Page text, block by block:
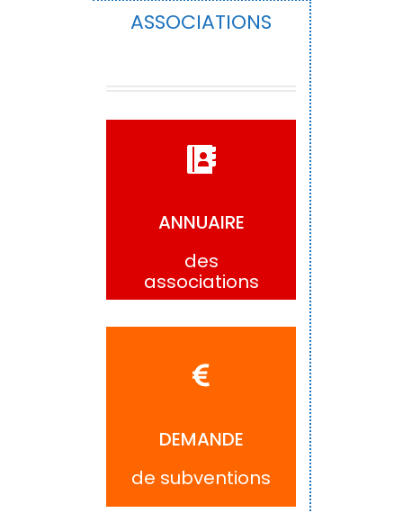
ASSOCIATIONS
ANNUAIRE
des
associations
ACCÉDER
DEMANDE
de subventions
ACCÉDER